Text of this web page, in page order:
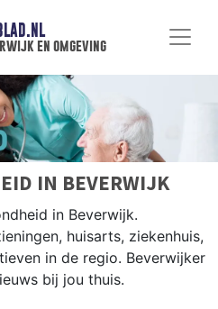
en omgeving
IN BEVERWIJK
in Beverwijk.
huisarts, ziekenhuis,
in de regio. Beverwijker
bij jou thuis.